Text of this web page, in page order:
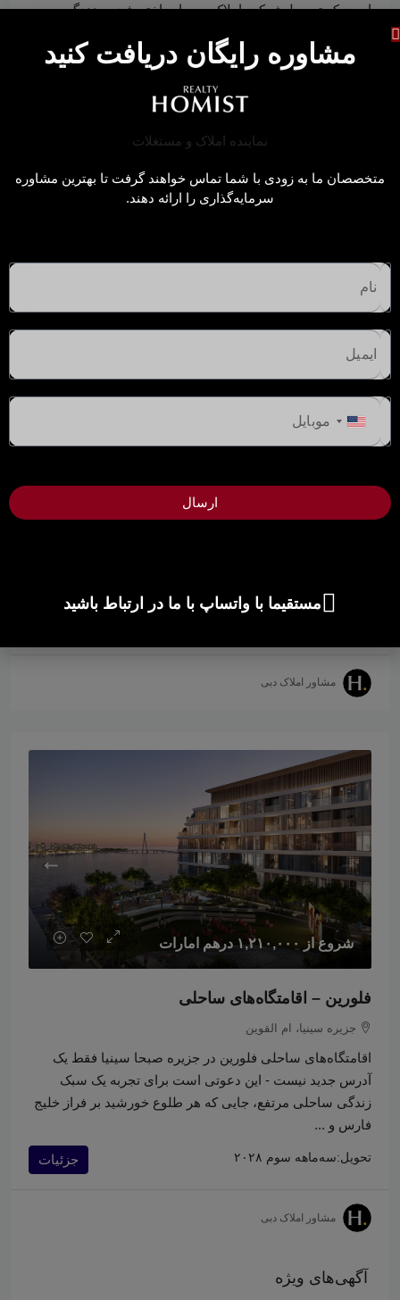
است که توسط شرکت املاک صبحا ساخته شده و زندگی
تعریف می‌کند.
مشاور املاک دبی
تجلی نهایی تجمل ساحلی در اقامتگاه‌های ساحلی ام القوین
می‌کند.
مشاور املاک دبی
شروع از ۱,۲۱۰,۰۰۰ درهم امارات
فلورین – اقامتگاه‌های ساحلی
جزیره سینیا، ام القوین
اقامتگاه‌های ساحلی فلورین در جزیره صبحا سینیا فقط یک
آدرس جدید نیست - این دعوتی است برای تجربه یک سبک
زندگی ساحلی مرتفع، جایی که هر طلوع خورشید بر فراز خلیج
فارس و ...
تحویل:سه‌ماهه سوم ۲۰۲۸ جزئیات
مشاور املاک دبی
آگهی‌های ویژه
مشاوره رایگان دریافت کنید
متخصصان ما به زودی با شما تماس خواهند گرفت تا بهترین مشاوره
سرمایه‌گذاری را ارائه دهند.
United
States
ارسال
مستقیما با واتساپ با ما در ارتباط باشید